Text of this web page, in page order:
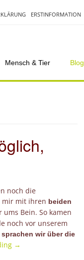
ERSTINFORMATION
Mensch & Tier Blog
noch die
mir mit ihren beiden
Bein. So kamen
noch vor unserem
wir über die
“Ein
→